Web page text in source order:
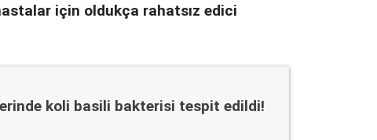
için oldukça rahatsız edici
koli basili bakterisi tespit edildi!